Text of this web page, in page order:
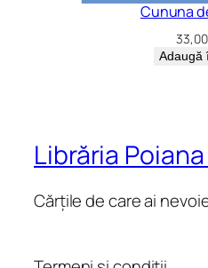
Cununa
33,00
Adaugă
Librăria
Cărțile de care ai